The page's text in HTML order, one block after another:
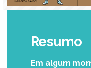
Resumo
Em algum